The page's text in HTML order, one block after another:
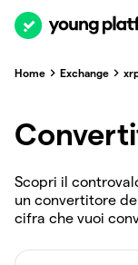
Home Exchange
Scopri il
un convertitore
cifra che vuoi